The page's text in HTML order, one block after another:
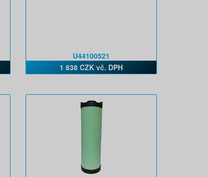
U44100521
1 838 CZK vč. DPH